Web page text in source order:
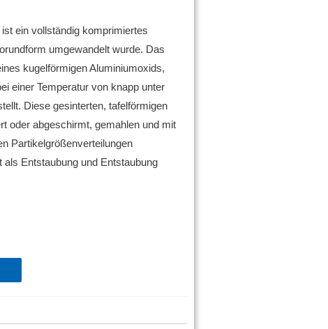
ein vollständig komprimiertes
umgewandelt wurde. Das
kugelförmigen Aluminiumoxids,
einer Temperatur von knapp unter
Diese gesinterten, tafelförmigen
oder abgeschirmt, gemahlen und mit
Partikelgrößenverteilungen
Entstaubung und Entstaubung